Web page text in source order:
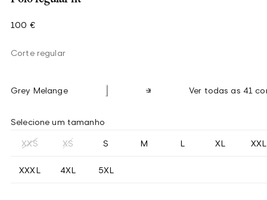
100 €
Corte regular
Grey Melange Ver todas as 41
Selecione um tamanho
XXS XS S M L XL XXL
XXXL 4XL 5XL